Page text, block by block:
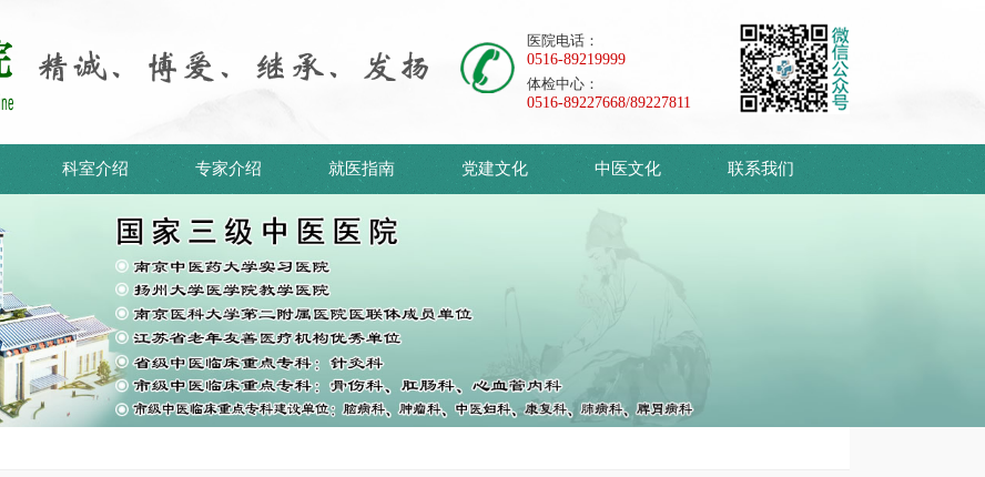
医院电话：
0516-89219999
体检中心：
0516-89227668/89227811
科室介绍 专家介绍 就医指南 党建文化 中医文化 联系我们